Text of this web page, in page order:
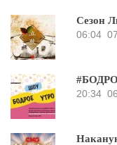
Сезон
06:04
20:34